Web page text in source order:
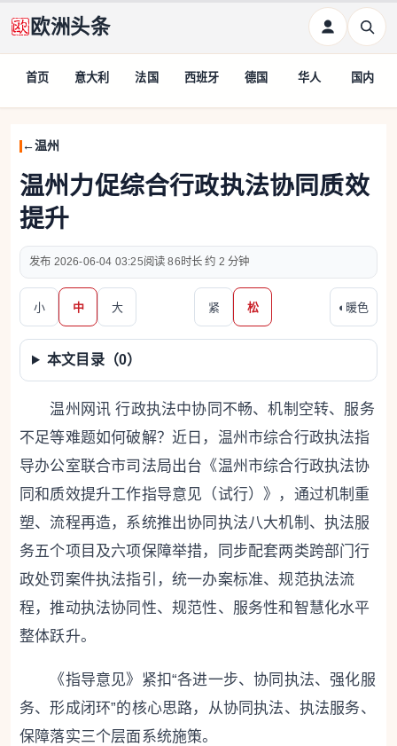
欧洲头条
首页 意大利 法国 西班牙 德国 华人 国内
温州
温州力促综合行政执法协同质效
提升
2026-06-04 03:25 86 约 2 分钟
小 中 大 紧 松 ◐ 暖色
本文目录（0）
温州网讯 行政执法中协同不畅、机制空转、服务
不足等难题如何破解？近日，温州市综合行政执法指
导办公室联合市司法局出台《温州市综合行政执法协
同和质效提升工作指导意见（试行）》，通过机制重
塑、流程再造，系统推出协同执法八大机制、执法服
务五个项目及六项保障举措，同步配套两类跨部门行
政处罚案件执法指引，统一办案标准、规范执法流
程，推动执法协同性、规范性、服务性和智慧化水平
整体跃升。
《指导意见》紧扣“各进一步、协同执法、强化服
务、形成闭环”的核心思路，从协同执法、执法服务、
保障落实三个层面系统施策。